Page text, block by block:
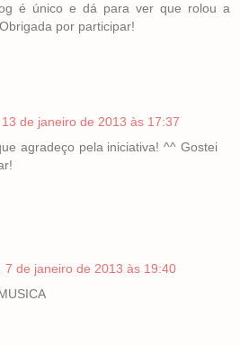
é único e dá para ver que rolou a
por participar!
13 de janeiro de 2013 às 17:37
agradeço pela iniciativa! ^^ Gostei
7 de janeiro de 2013 às 19:40